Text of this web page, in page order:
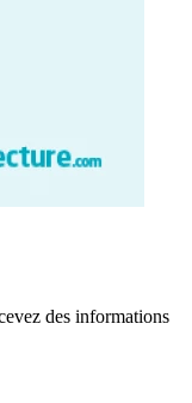
des informations